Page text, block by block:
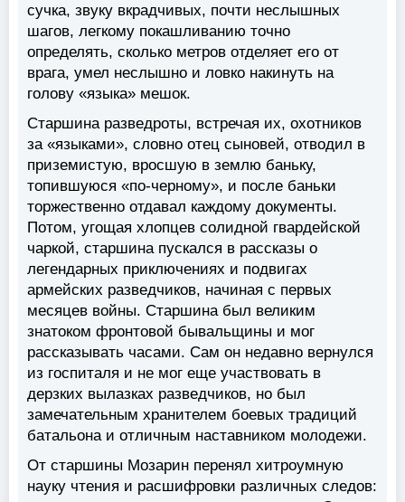
сучка, звуку вкрадчивых, почти неслышных
шагов, легкому покашливанию точно
определять, сколько метров отделяет его от
врага, умел неслышно и ловко накинуть на
голову «языка» мешок.
Старшина разведроты, встречая их, охотников
за «языками», словно отец сыновей, отводил в
приземистую, вросшую в землю баньку,
топившуюся «по-черному», и после баньки
торжественно отдавал каждому документы.
Потом, угощая хлопцев солидной гвардейской
чаркой, старшина пускался в рассказы о
легендарных приключениях и подвигах
армейских разведчиков, начиная с первых
месяцев войны. Старшина был великим
знатоком фронтовой бывальщины и мог
рассказывать часами. Сам он недавно вернулся
из госпиталя и не мог еще участвовать в
дерзких вылазках разведчиков, но был
замечательным хранителем боевых традиций
батальона и отличным наставником молодежи.
От старшины Мозарин перенял хитроумную
науку чтения и расшифровки различных следов: